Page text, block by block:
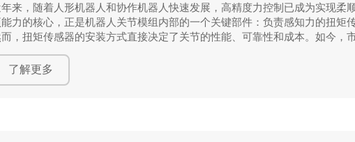
来，随着人形机器人和协作机器人快速发展，高精度力控制已成为实现柔
力的核心，正是机器人关节模组内部的一个关键部件：负责感知力的扭矩传
，扭矩传感器的安装方式直接决定了关节的性能、可靠性和成本。如今，
区别并不只是简单的“内置”与“外接”。其根本差异在于，扭矩感知结构是否
并集成在关节本体内部。
了解更多